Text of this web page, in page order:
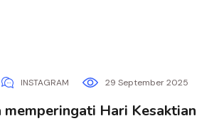
INSTAGRAM 29 September 2025
memperingati Hari Kesaktian